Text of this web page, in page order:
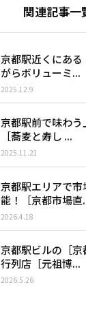
関連記事一
京都駅近くにあ
がらボリューミ...
2025.12.9
京都駅前で味わ
［蕎麦と寿し ...
2025.11.21
京都駅エリアで
能！［京都市場直
2026.4.18
京都駅ビルの［
行列店［元祖博...
2026.5.26